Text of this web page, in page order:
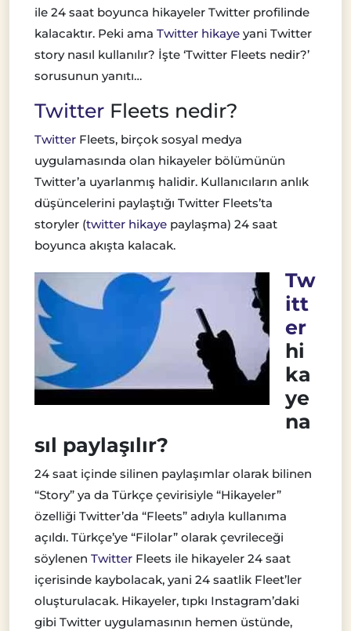
ile 24 saat boyunca hikayeler Twitter profilinde
kalacaktır. Peki ama Twitter hikaye yani Twitter
story nasıl kullanılır? İşte ‘Twitter Fleets nedir?’
sorusunun yanıtı…
Twitter Fleets nedir?
Twitter Fleets, birçok sosyal medya
uygulamasında olan hikayeler bölümünün
Twitter’a uyarlanmış halidir. Kullanıcıların anlık
düşüncelerini paylaştığı Twitter Fleets’ta
storyler (twitter hikaye paylaşma) 24 saat
boyunca akışta kalacak.
Tw
itt
er
hi
ka
ye
na
sıl paylaşılır?
24 saat içinde silinen paylaşımlar olarak bilinen
“Story” ya da Türkçe çevirisiyle “Hikayeler”
özelliği Twitter’da “Fleets” adıyla kullanıma
açıldı. Türkçe’ye “Filolar” olarak çevrileceği
söylenen Twitter Fleets ile hikayeler 24 saat
içerisinde kaybolacak, yani 24 saatlik Fleet’ler
oluşturulacak. Hikayeler, tıpkı Instagram’daki
gibi Twitter uygulamasının hemen üstünde,